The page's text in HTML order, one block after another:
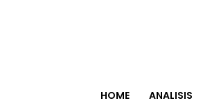
HOME ANALISIS